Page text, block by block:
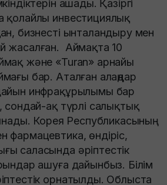
ашады. Қазіргі
қолайлы инвестициялық
бизнесті ынталандыру мен
жасалған. Аймақта 10
және «Turan» арнайы
бар. Аталған алаңдар
инфрақұрылымы бар
сондай-ақ түрлі салықтық
Корея Республикасының
фармацевтика, өндіріс,
саласында әріптестік
ашуға дайынбыз. Білім
орнатылды. Облыста